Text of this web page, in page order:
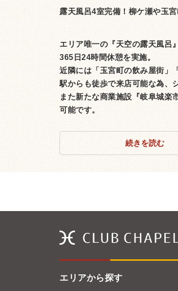
露天風呂4室完備！柳ケ瀬や玉
エリア唯一の『天空の露天風呂
365日24時間休憩を実施。
近隣には「玉宮町の飲み屋街」
駅からも徒歩で来店可能な為、
また新たな商業施設『岐阜城楽
可能です。
続きを読む
エリアから探す